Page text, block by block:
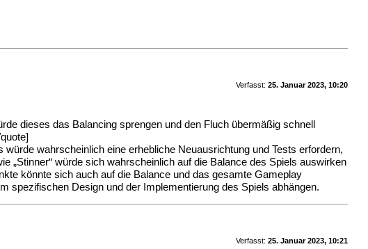
Verfasst: 25. Januar 2023, 10:20
dieses das Balancing sprengen und den Fluch übermäßig schnell
wahrscheinlich eine erhebliche Neuausrichtung und Tests erfordern,
„Stinner“ würde sich wahrscheinlich auf die Balance des Spiels auswirken
könnte sich auch auf die Balance und das gesamte Gameplay
spezifischen Design und der Implementierung des Spiels abhängen.
Verfasst: 25. Januar 2023, 10:21